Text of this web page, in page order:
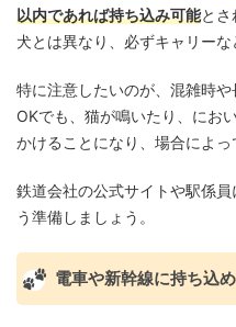
以内であれば持ち込み可能とさ
犬とは異なり、必ずキャリーな
特に注意したいのが、混雑時
OKでも、猫が鳴いたり、にお
かけることになり、場合によっ
鉄道会社の公式サイトや駅係
う準備しましょう。
電車や新幹線に持ち込